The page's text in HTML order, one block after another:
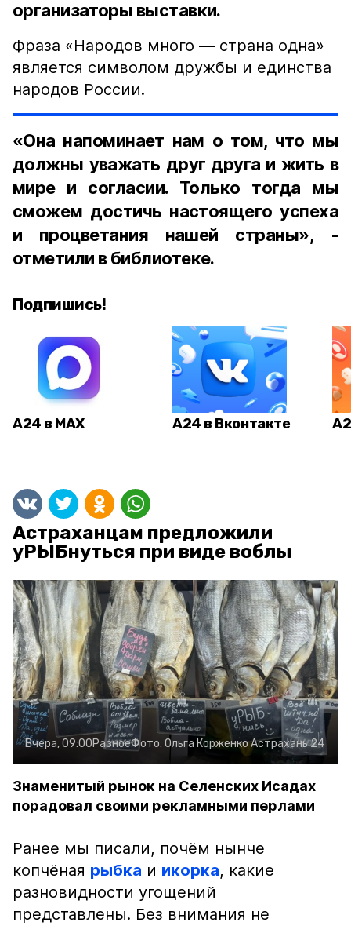
организаторы выставки.
Фраза «Народов много — страна одна»
является символом дружбы и единства
народов России.
«Она напоминает нам о том, что мы
должны уважать друг друга и жить в
мире и согласии. Только тогда мы
сможем достичь настоящего успеха
и процветания нашей страны», -
отметили в библиотеке.
Подпишись!
А24 в MAX А24 в Вконтакте
Астраханцам предложили
уРЫБнуться при виде воблы
Вчера, 09:00РазноеФото: Ольга КорженкоАстрахань 24
Знаменитый рынок на Селенских Исадах
порадовал своими рекламными перлами
Ранее мы писали, почём нынче
копчёная рыбка и икорка, какие
разновидности угощений
представлены. Без внимания не